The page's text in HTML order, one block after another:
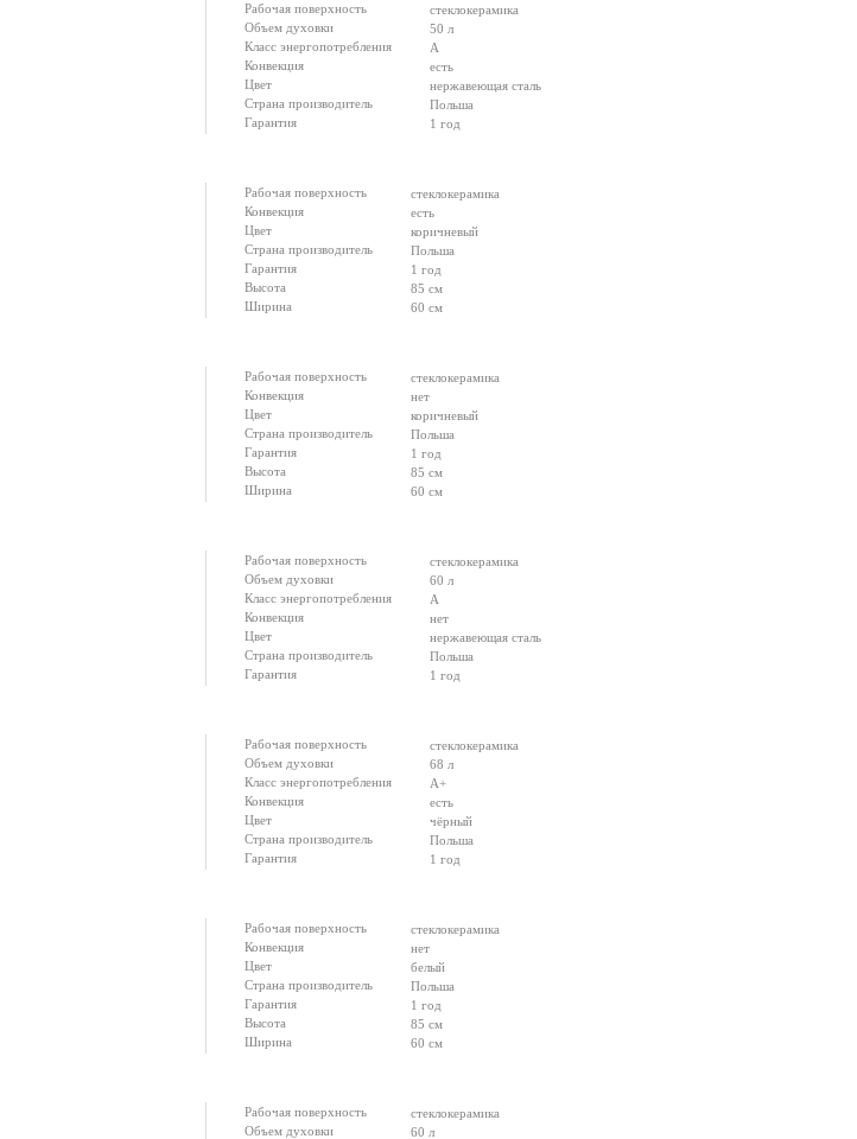
Рабочая поверхность
стеклокерамика
Объем духовки
50 л
Класс энергопотребления
A
Конвекция
есть
Цвет
нержавеющая сталь
Страна производитель
Польша
Гарантия
1 год
Рабочая поверхность
стеклокерамика
Конвекция
есть
Цвет
коричневый
Страна производитель
Польша
Гарантия
1 год
Высота
85 см
Ширина
60 см
Рабочая поверхность
стеклокерамика
Конвекция
нет
Цвет
коричневый
Страна производитель
Польша
Гарантия
1 год
Высота
85 см
Ширина
60 см
Рабочая поверхность
стеклокерамика
Объем духовки
60 л
Класс энергопотребления
A
Конвекция
нет
Цвет
нержавеющая сталь
Страна производитель
Польша
Гарантия
1 год
Рабочая поверхность
стеклокерамика
Объем духовки
68 л
Класс энергопотребления
А+
Конвекция
есть
Цвет
чёрный
Страна производитель
Польша
Гарантия
1 год
Рабочая поверхность
стеклокерамика
Конвекция
нет
Цвет
белый
Страна производитель
Польша
Гарантия
1 год
Высота
85 см
Ширина
60 см
Рабочая поверхность
стеклокерамика
Объем духовки
60 л